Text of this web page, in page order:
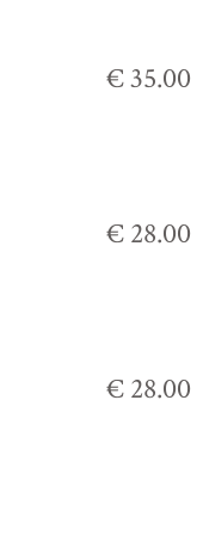
€ 35.00
€ 28.00
€ 28.00